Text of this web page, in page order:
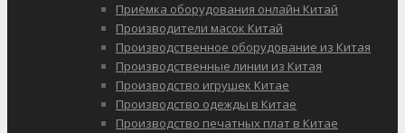
Приёмка оборудования онлайн Китай
Производители масок Китай
Производственное оборудование из Китая
Производственные линии из Китая
Производство игрушек Китае
Производство одежды в Китае
Производство печатных плат в Китае